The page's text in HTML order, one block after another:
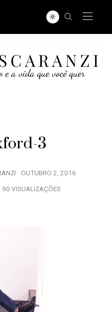
3
OUTUBRO 2, 2016
90 VISUALIZAÇÕES